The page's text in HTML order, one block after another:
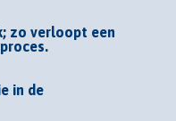
zo verloopt een
in de